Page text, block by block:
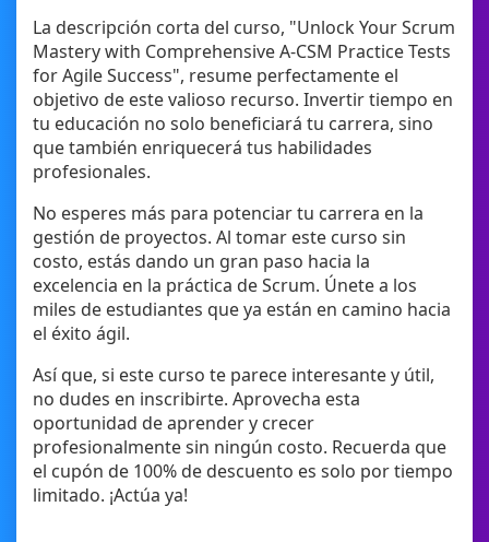
La descripción corta del curso, "Unlock Your Scrum
Mastery with Comprehensive A-CSM Practice Tests
for Agile Success", resume perfectamente el
objetivo de este valioso recurso. Invertir tiempo en
tu educación no solo beneficiará tu carrera, sino
que también enriquecerá tus habilidades
profesionales.
No esperes más para potenciar tu carrera en la
gestión de proyectos. Al tomar este curso sin
costo, estás dando un gran paso hacia la
excelencia en la práctica de Scrum. Únete a los
miles de estudiantes que ya están en camino hacia
el éxito ágil.
Así que, si este curso te parece interesante y útil,
no dudes en inscribirte. Aprovecha esta
oportunidad de aprender y crecer
profesionalmente sin ningún costo. Recuerda que
el cupón de 100% de descuento es solo por tiempo
limitado. ¡Actúa ya!